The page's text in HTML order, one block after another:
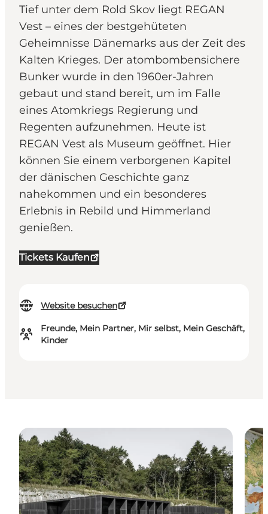
Tief unter dem Rold Skov liegt REGAN
Vest – eines der bestgehüteten
Geheimnisse Dänemarks aus der Zeit des
Kalten Krieges. Der atombombensichere
Bunker wurde in den 1960er-Jahren
gebaut und stand bereit, um im Falle
eines Atomkriegs Regierung und
Regenten aufzunehmen. Heute ist
REGAN Vest als Museum geöffnet. Hier
können Sie einem verborgenen Kapitel
der dänischen Geschichte ganz
nahekommen und ein besonderes
Erlebnis in Rebild und Himmerland
genießen.
Tickets Kaufen
Website besuchen
Freunde, Mein Partner, Mir selbst, Mein Geschäft,
Kinder